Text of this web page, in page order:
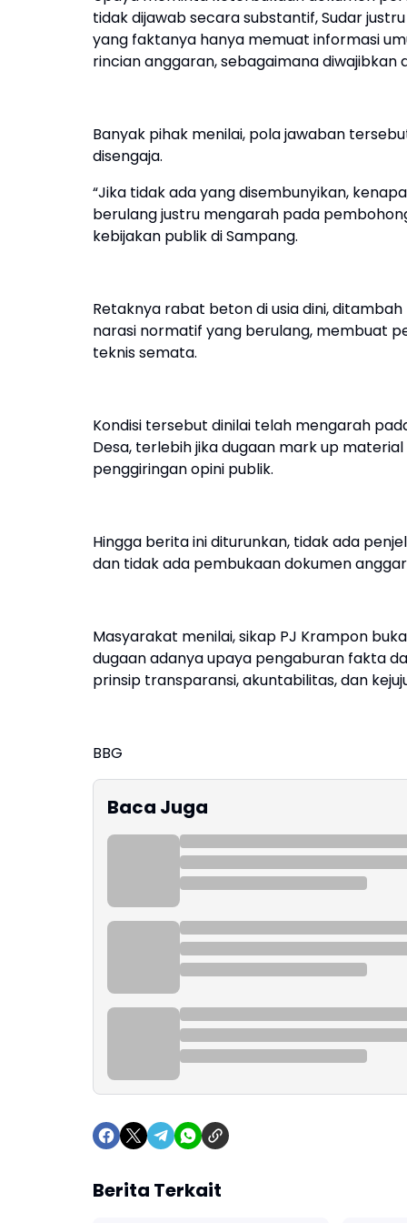
tidak dijawab secara substantif, Sudar
yang faktanya hanya memuat informasi
rincian anggaran, sebagaimana
Banyak pihak menilai, pola jawaban
disengaja.
“Jika tidak ada yang disembunyikan,
berulang justru mengarah pada
kebijakan publik di Sampang.
Retaknya rabat beton di usia dini,
narasi normatif yang berulang, membuat
teknis semata.
Kondisi tersebut dinilai telah mengarah
Desa, terlebih jika dugaan mark up
penggiringan opini publik.
Hingga berita ini diturunkan, tidak ada
dan tidak ada pembukaan dokumen
Masyarakat menilai, sikap PJ Krampon
dugaan adanya upaya pengaburan fakta
prinsip transparansi, akuntabilitas, dan
BBG
Baca Juga
Berita Terkait